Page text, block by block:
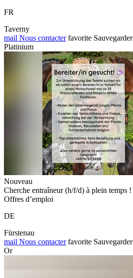
FR
Taverny
mail Nous contacter favorite Sauvegarder
Platinium
Nouveau
Cherche entraîneur (h/f/d) à plein temps !
Offres d’emploi
DE
Fürstenau
mail Nous contacter favorite Sauvegarder
Or